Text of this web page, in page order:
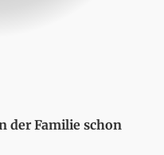
der Familie schon